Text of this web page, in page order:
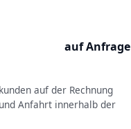
auf Anfrage
auf der Rechnung
Anfahrt innerhalb der